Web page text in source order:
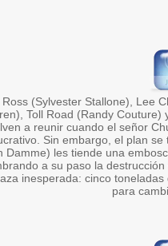
Ross (Sylvester Stallone), Lee
Toll Road (Randy Couture)
a reunir cuando el señor
Sin embargo, el plan
Damme) les tiende una
a su paso la
inesperada: cinco
para